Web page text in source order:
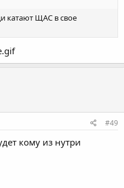
катают ЩАС в свое
#49
кому из нутри